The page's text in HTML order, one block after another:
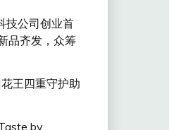
技公司创业首
品齐发，众筹
王四重守护助
by